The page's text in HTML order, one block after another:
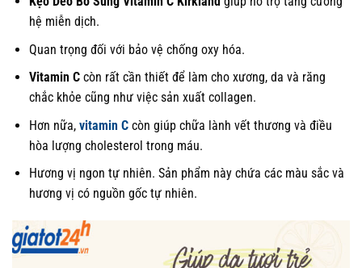
hệ miễn dịch.
Quan trọng đối với bảo vệ chống oxy hóa.
Vitamin Ccòn rất cần thiết để làm cho xương, da và răng
chắc khỏe cũng như việc sản xuất collagen.
Hơn nữa, vitamin Ccòn giúp chữa lành vết thương và điều
hòa lượng cholesterol trong máu.
Hương vị ngon tự nhiên. Sản phẩm này chứa các màu sắc và
hương vị có nguồn gốc tự nhiên.